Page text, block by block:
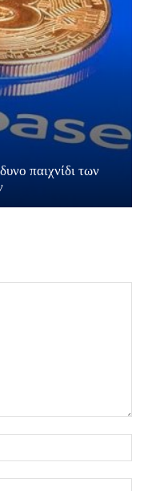
παιχνίδι των